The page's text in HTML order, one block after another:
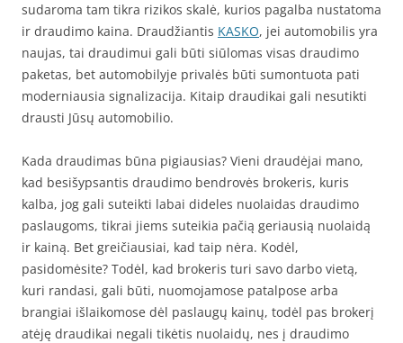
sudaroma tam tikra rizikos skalė, kurios pagalba nustatoma
ir draudimo kaina. Draudžiantis KASKO, jei automobilis yra
naujas, tai draudimui gali būti siūlomas visas draudimo
paketas, bet automobilyje privalės būti sumontuota pati
moderniausia signalizacija. Kitaip draudikai gali nesutikti
drausti Jūsų automobilio.
Kada draudimas būna pigiausias? Vieni draudėjai mano,
kad besišypsantis draudimo bendrovės brokeris, kuris
kalba, jog gali suteikti labai dideles nuolaidas draudimo
paslaugoms, tikrai jiems suteikia pačią geriausią nuolaidą
ir kainą. Bet greičiausiai, kad taip nėra. Kodėl,
pasidomėsite? Todėl, kad brokeris turi savo darbo vietą,
kuri randasi, gali būti, nuomojamose patalpose arba
brangiai išlaikomose dėl paslaugų kainų, todėl pas brokerį
atėję draudikai negali tikėtis nuolaidų, nes į draudimo